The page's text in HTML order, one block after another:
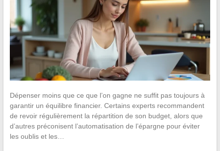
Dépenser moins que ce que l’on gagne ne suffit pas toujours à
garantir un équilibre financier. Certains experts recommandent
de revoir régulièrement la répartition de son budget, alors que
d’autres préconisent l’automatisation de l’épargne pour éviter
les oublis et les…